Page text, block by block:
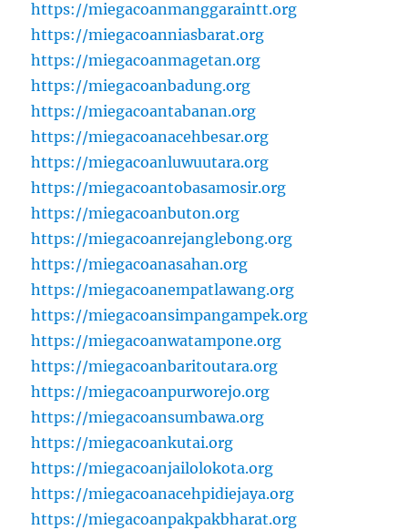
https://miegacoanmanggaraintt.org
https://miegacoanniasbarat.org
https://miegacoanmagetan.org
https://miegacoanbadung.org
https://miegacoantabanan.org
https://miegacoanacehbesar.org
https://miegacoanluwuutara.org
https://miegacoantobasamosir.org
https://miegacoanbuton.org
https://miegacoanrejanglebong.org
https://miegacoanasahan.org
https://miegacoanempatlawang.org
https://miegacoansimpangampek.org
https://miegacoanwatampone.org
https://miegacoanbaritoutara.org
https://miegacoanpurworejo.org
https://miegacoansumbawa.org
https://miegacoankutai.org
https://miegacoanjailolokota.org
https://miegacoanacehpidiejaya.org
https://miegacoanpakpakbharat.org